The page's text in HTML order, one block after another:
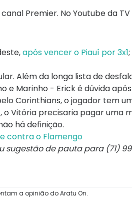
Premier. No Youtube da
após vencer o Piauí por 3x1
Além da longa lista de
e Marinho - Erick é dúvida
Corinthians, o jogador tem
Vitória precisaria pagar uma
há definição.
contra o Flamengo
sugestão de pauta para (71)
a opinião do Aratu On.